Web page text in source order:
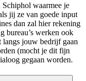
waarmee je
jij ze van goede input
dan zal hier rekening
bureau’s werken ook
langs jouw bedrijf gaan
(mocht je dit fijn
gegaan worden.